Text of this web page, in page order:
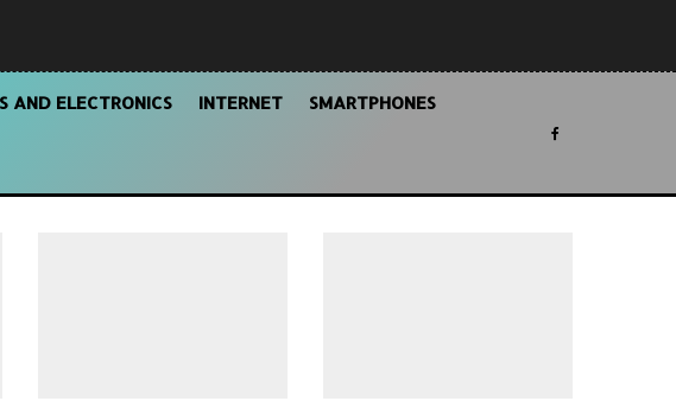
AND ELECTRONICS INTERNET SMARTPHONES